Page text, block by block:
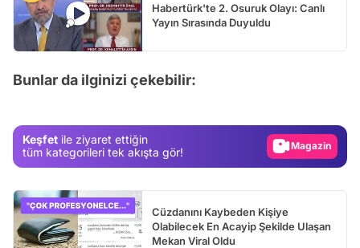
Habertürk'te 2. Osuruk Olayı: Canlı
Yayın Sırasında Duyuldu
Bunlar da ilginizi çekebilir:
Keşfet ile ziyaret ettiğin
tüm kategorileri tek akışta gör!
Video
Cüzdanını Kaybeden Kişiye
Olabilecek En Acayip Şekilde Ulaşan
Mekan Viral Oldu